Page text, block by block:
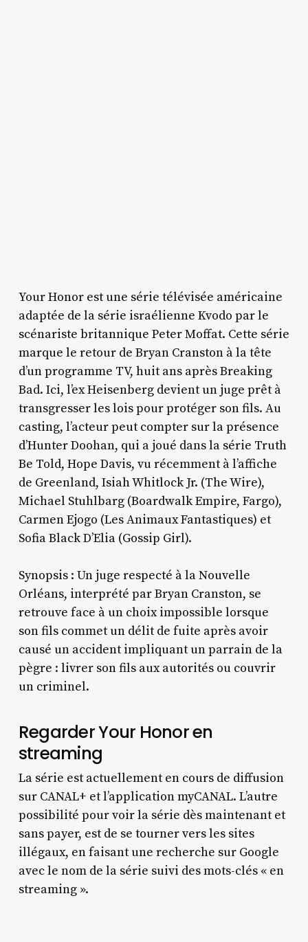
Your Honor est une série télévisée américaine
adaptée de la série israélienne Kvodo par le
scénariste britannique Peter Moffat. Cette série
marque le retour de Bryan Cranston à la tête
d’un programme TV, huit ans après Breaking
Bad. Ici, l’ex Heisenberg devient un juge prêt à
transgresser les lois pour protéger son fils. Au
casting, l’acteur peut compter sur la présence
d’Hunter Doohan, qui a joué dans la série Truth
Be Told, Hope Davis, vu récemment à l’affiche
de Greenland, Isiah Whitlock Jr. (The Wire),
Michael Stuhlbarg (Boardwalk Empire, Fargo),
Carmen Ejogo (Les Animaux Fantastiques) et
Sofia Black D’Elia (Gossip Girl).
Synopsis : Un juge respecté à la Nouvelle
Orléans, interprété par Bryan Cranston, se
retrouve face à un choix impossible lorsque
son fils commet un délit de fuite après avoir
causé un accident impliquant un parrain de la
pègre : livrer son fils aux autorités ou couvrir
un criminel.
Regarder Your Honor en
streaming
La série est actuellement en cours de diffusion
sur CANAL+ et l’application myCANAL. L’autre
possibilité pour voir la série dès maintenant et
sans payer, est de se tourner vers les sites
illégaux, en faisant une recherche sur Google
avec le nom de la série suivi des mots-clés « en
streaming ».